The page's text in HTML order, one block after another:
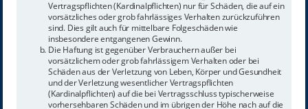
Vertragspflichten (Kardinalpflichten) nur für Schäden, die auf ein
vorsätzliches oder grob fahrlässiges Verhalten zurückzuführen
sind. Dies gilt auch für mittelbare Folgeschäden wie
insbesondere entgangenen Gewinn.
Die Haftung ist gegenüber Verbrauchern außer bei
vorsätzlichem oder grob fahrlässigem Verhalten oder bei
Schäden aus der Verletzung von Leben, Körper und Gesundheit
und der Verletzung wesentlicher Vertragspflichten
(Kardinalpflichten) auf die bei Vertragsschluss typischerweise
vorhersehbaren Schäden und im übrigen der Höhe nach auf die